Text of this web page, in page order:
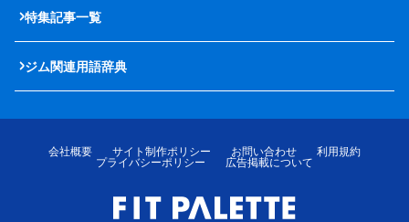
特集記事一覧
ジム関連用語辞典
会社概要 サイト制作ポリシー お問い合わせ
利用規約
プライバシーポリシー
広告掲載について